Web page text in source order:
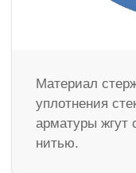
Материал
уплотнения
арматуры жгут
нитью.